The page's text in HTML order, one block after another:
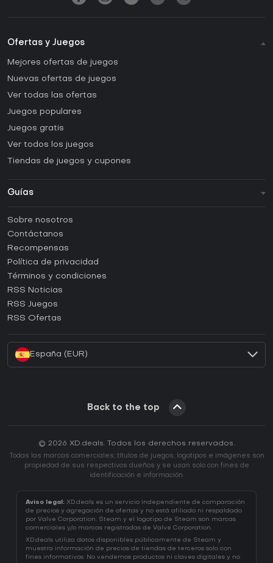
Ofertas y Juegos
Mejores ofertas de juegos
Nuevas ofertas de juegos
Ver todas las ofertas
Juegos populares
Juegos gratis
Ver todos los juegos
Tiendas de juegos y cupones
Guías
Guías y tutoriales
¿Cómo activar una CD Key de Steam?
¿Cómo activar una CD Key de Epic Games?
¿Cómo activar una CD Key de GOG?
¿Cómo activar una CD Key de Ubisoft Connect?
Sobre nosotros
Contáctanos
Recompensas
Política de privacidad
Términos y condiciones
RSS Noticias
RSS Juegos
RSS Ofertas
España (EUR)
Back to the top
© 2026 XD.deals. Todos los derechos reservados.
Todas las marcas comerciales, títulos de juegos, logotipos e imágenes son
propiedad de sus respectivos dueños y se usan solo con fines de
identificación e información.
Aviso legal: XD.deals es un servicio independiente de comparación
de precios y agregación de ofertas y no está afiliado ni respaldado
por Valve Corporation. Steam y el logotipo de Steam son marcas
comerciales y/o marcas registradas de Valve Corporation.
XD.deals utiliza datos disponibles públicamente de Steam y
muestra información de precios de tiendas de terceros solo con
fines informativos. No vendemos productos ni claves digitales y no